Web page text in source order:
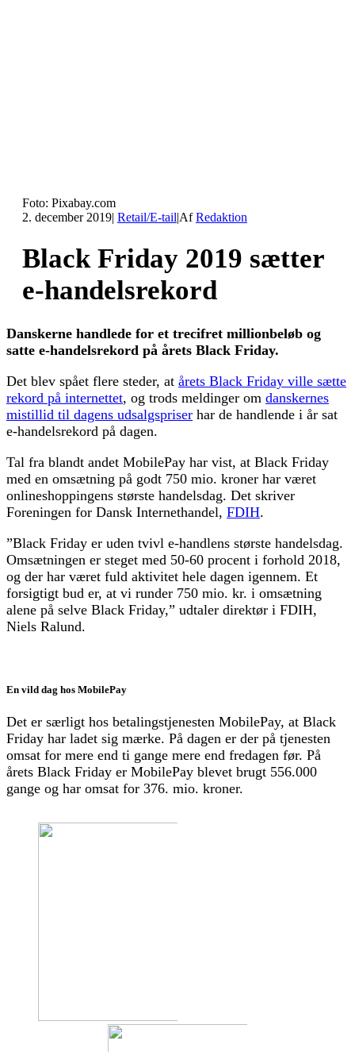
Foto: Pixabay.com
2. december 2019| Retail/E-tail|AfRedaktion
Black Friday 2019 sætter
e-handelsrekord
Danskerne handlede for et trecifret millionbeløb og
satte e-handelsrekord på årets Black Friday.
Det blev spået flere steder, at årets Black Friday ville sætte
rekord på internettet, og trods meldinger om danskernes
mistillid til dagens udsalgspriser har de handlende i år sat
e-handelsrekord på dagen.
Tal fra blandt andet MobilePay har vist, at Black Friday
med en omsætning på godt 750 mio. kroner har været
onlineshoppingens største handelsdag. Det skriver
Foreningen for Dansk Internethandel, FDIH.
”Black Friday er uden tvivl e-handlens største handelsdag.
Omsætningen er steget med 50-60 procent i forhold 2018,
og der har været fuld aktivitet hele dagen igennem. Et
forsigtigt bud er, at vi runder 750 mio. kr. i omsætning
alene på selve Black Friday,” udtaler direktør i FDIH,
Niels Ralund.
En vild dag hos MobilePay
Det er særligt hos betalingstjenesten MobilePay, at Black
Friday har ladet sig mærke. På dagen er der på tjenesten
omsat for mere end ti gange mere end fredagen før. På
årets Black Friday er MobilePay blevet brugt 556.000
gange og har omsat for 376. mio. kroner.